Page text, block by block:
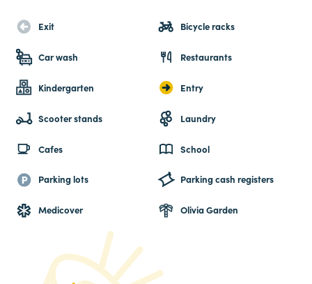
Exit Bicycle racks
Car wash Restaurants
Kindergarten Entry
Scooter stands Laundry
Cafes School
Parking lots Parking cash registers
Medicover Olivia Garden